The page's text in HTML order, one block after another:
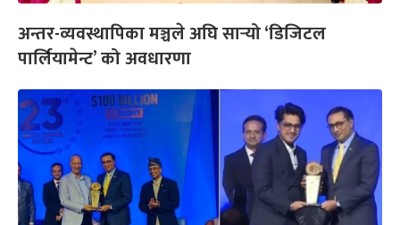
अन्तर-व्यवस्थापिका मञ्चले अघि सार्‍यो ‘डिजिटल
पार्लियामेन्ट’ को अवधारणा